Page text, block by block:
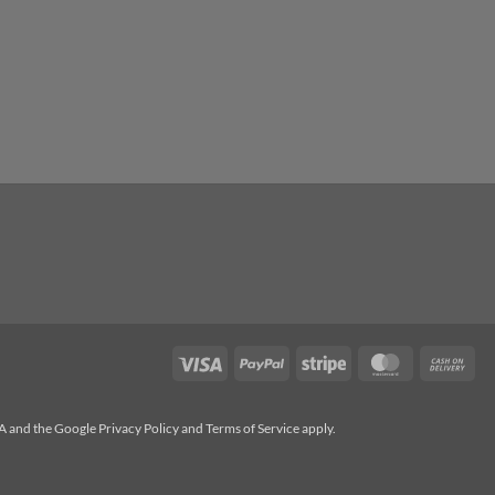
Visa PayPal Stripe MasterCard
and the Google Privacy Policyand Terms of Serviceapply.